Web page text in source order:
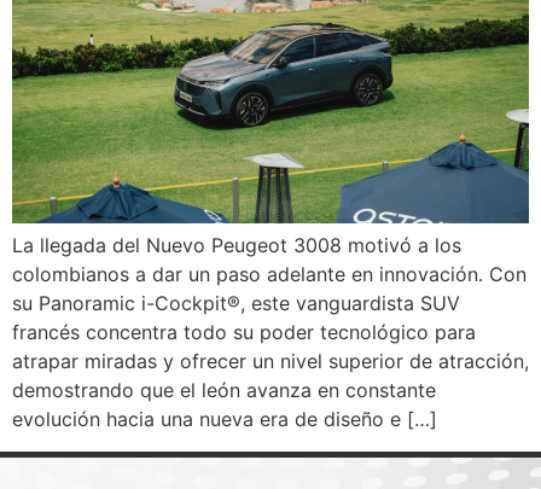
La llegada del Nuevo Peugeot 3008 motivó a los
colombianos a dar un paso adelante en innovación. Con
su Panoramic i-Cockpit®, este vanguardista SUV
francés concentra todo su poder tecnológico para
atrapar miradas y ofrecer un nivel superior de atracción,
demostrando que el león avanza en constante
evolución hacia una nueva era de diseño e […]